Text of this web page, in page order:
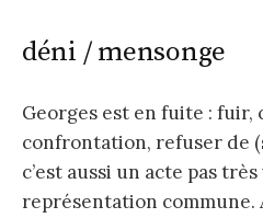
déni / mensonge
Georges est en fuite : fuir,
confrontation, refuser de
c’est aussi un acte pas
représentation commune.